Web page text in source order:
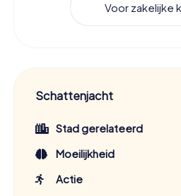
Voor zakelijke
Schattenjacht
Stad gerelateerd
Moeilijkheid
Actie